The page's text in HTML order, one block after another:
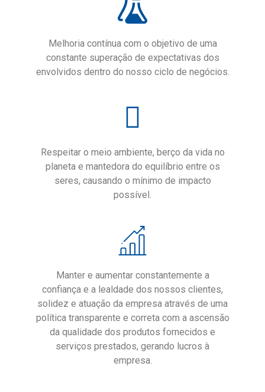
Melhoria contínua com o objetivo de uma
constante superação de expectativas dos
envolvidos dentro do nosso ciclo de negócios.
Respeitar o meio ambiente, berço da vida no
planeta e mantedora do equilíbrio entre os
seres, causando o mínimo de impacto
possível.
Manter e aumentar constantemente a
confiança e a lealdade dos nossos clientes,
solidez e atuação da empresa através de uma
política transparente e correta com a ascensão
da qualidade dos produtos fornecidos e
serviços prestados, gerando lucros à
empresa.